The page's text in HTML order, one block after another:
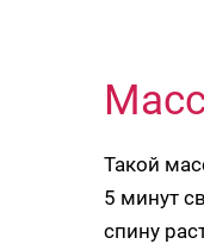
Такой
5 минут
спину